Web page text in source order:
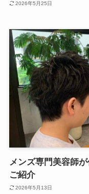
2026年5月25日
メンズ専門美容師
ご紹介
2026年5月13日